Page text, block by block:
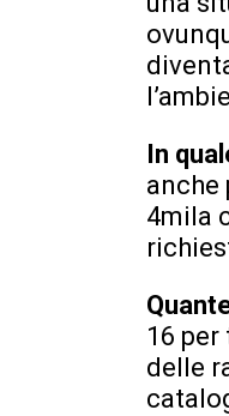
In
anche
4mila
16
delle